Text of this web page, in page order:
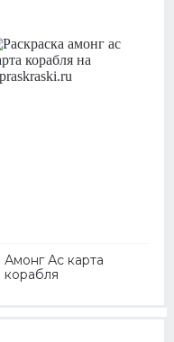
Амонг Ас карта
корабля